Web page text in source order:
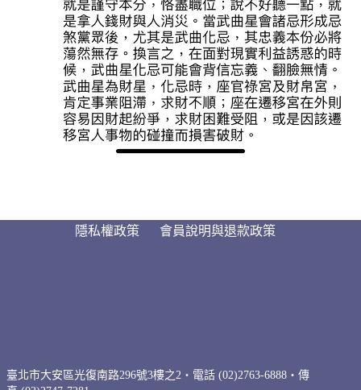
隱私權政策 會員說明與退款政策
臺北市大安區光復南路296號3樓之2・電話 (02)2763-6888・傳